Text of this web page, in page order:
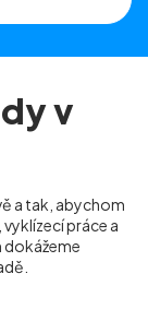
v
a tak, abychom
práce a
dokážeme